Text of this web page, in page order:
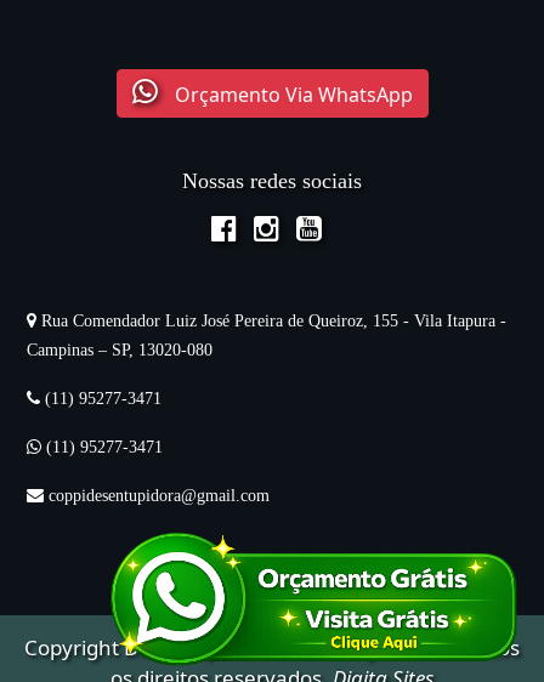
Orçamento Via WhatsApp
Nossas redes sociais
Rua Comendador Luiz José Pereira de Queiroz, 155 - Vila Itapura -
Campinas – SP, 13020-080
(11) 95277-3471
(11) 95277-3471
coppidesentupidora@gmail.com
CopyrightDesentupidora
Mitsubishy © 2025. Todos